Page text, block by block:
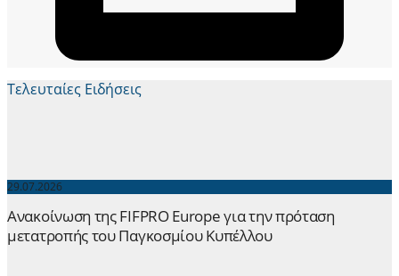
Τελευταίες Ειδήσεις
29.07.2026
Ανακοίνωση της FIFPRO Europe για την πρόταση
μετατροπής του Παγκοσμίου Κυπέλλου